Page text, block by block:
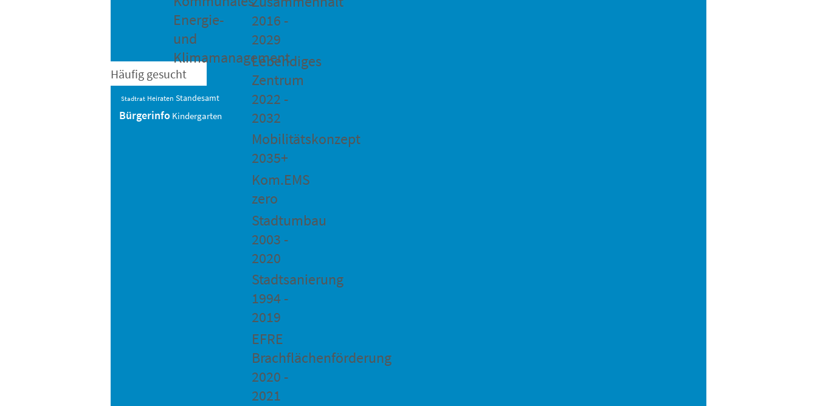
Energie-
und
Klimamanagement
2016 -
2029
Lebendiges
Zentrum
2022 -
2032
Mobilitätskonzept
2035+
Kom.EMS
zero
Stadtumbau
2003 -
2020
Stadtsanierung
1994 -
2019
EFRE
Brachflächenförderung
2020 -
2021
Häufig gesucht
Stadtrat Heiraten Standesamt
Bürgerinfo Kindergarten